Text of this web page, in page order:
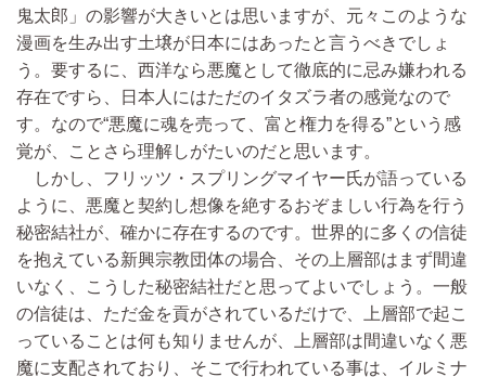
鬼太郎」の影響が大きいとは思いますが、元々このような
漫画を生み出す土壌が日本にはあったと言うべきでしょ
う。要するに、西洋なら悪魔として徹底的に忌み嫌われる
存在ですら、日本人にはただのイタズラ者の感覚なので
す。なので“悪魔に魂を売って、富と権力を得る”という感
覚が、ことさら理解しがたいのだと思います。
しかし、フリッツ・スプリングマイヤー氏が語っている
ように、悪魔と契約し想像を絶するおぞましい行為を行う
秘密結社が、確かに存在するのです。世界的に多くの信徒
を抱えている新興宗教団体の場合、その上層部はまず間違
いなく、こうした秘密結社だと思ってよいでしょう。一般
の信徒は、ただ金を貢がされているだけで、上層部で起こ
っていることは何も知りませんが、上層部は間違いなく悪
魔に支配されており、そこで行われている事は、イルミナ